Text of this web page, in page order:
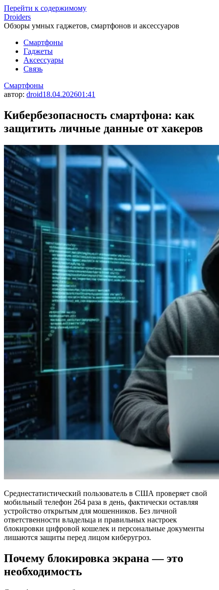
Перейти к содержимому
Droiders
Обзоры умных гаджетов, смартфонов и аксессуаров
Смартфоны
Гаджеты
Аксессуары
Связь
Смартфоны
автор: droid18.04.202601:41
Кибербезопасность смартфона: как
защитить личные данные от хакеров
Среднестатистический пользователь в США проверяет свой
мобильный телефон 264 раза в день, фактически оставляя
устройство открытым для мошенников. Без личной
ответственности владельца и правильных настроек
блокировки цифровой кошелек и персональные документы
лишаются защиты перед лицом киберугроз.
Почему блокировка экрана — это
необходимость